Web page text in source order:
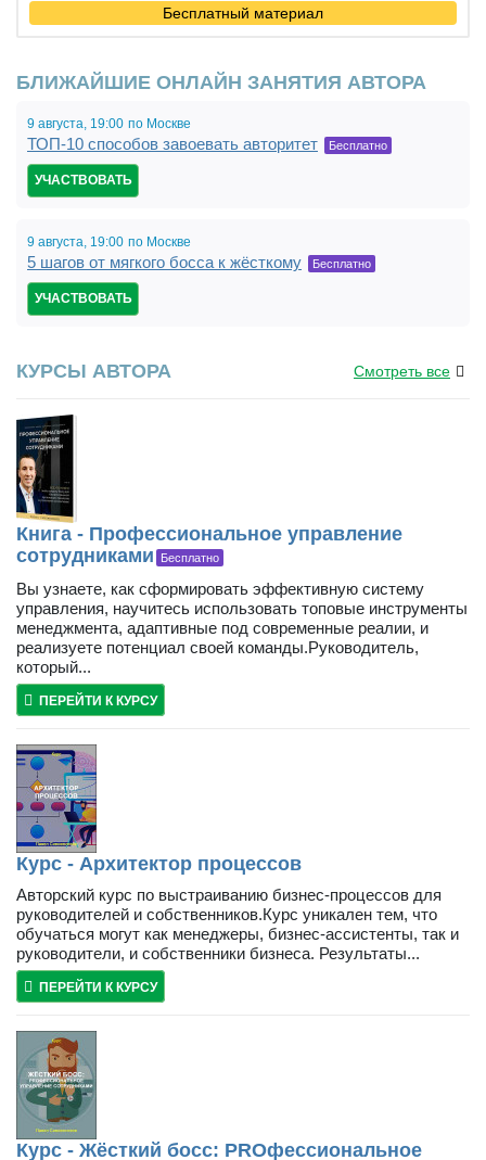
Бесплатный материал
БЛИЖАЙШИЕ ОНЛАЙН ЗАНЯТИЯ АВТОРА
9 августа, 19:00 по Москве
ТОП-10 способов завоевать авторитет Бесплатно
УЧАСТВОВАТЬ
9 августа, 19:00 по Москве
5 шагов от мягкого босса к жёсткому Бесплатно
УЧАСТВОВАТЬ
КУРСЫ АВТОРА Смотреть все
Книга - Профессиональное управление
сотрудниками
Бесплатно
Вы узнаете, как сформировать эффективную систему
управления, научитесь использовать топовые инструменты
менеджмента, адаптивные под современные реалии, и
реализуете потенциал своей команды.Руководитель,
который...
ПЕРЕЙТИ К КУРСУ
Курс - Архитектор процессов
Авторский курс по выстраиванию бизнес-процессов для
руководителей и собственников.Курс уникален тем, что
обучаться могут как менеджеры, бизнес-ассистенты, так и
руководители, и собственники бизнеса. Результаты...
ПЕРЕЙТИ К КУРСУ
Курс - Жёсткий босс: PROфессиональное